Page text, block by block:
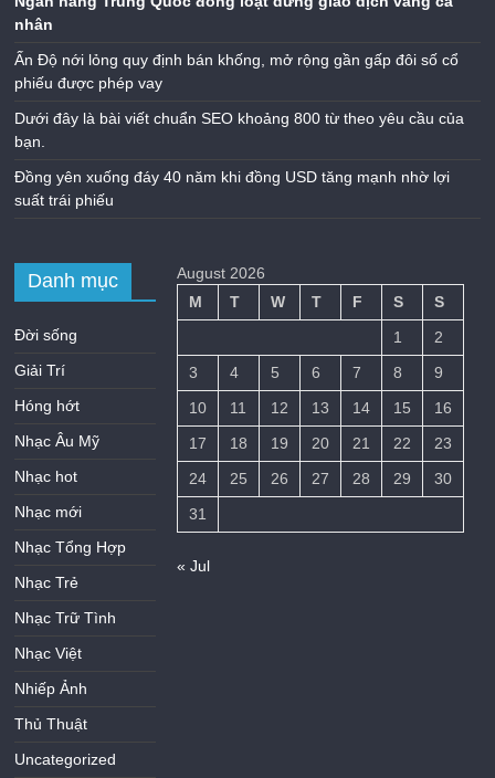
nhân
Ấn Độ nới lỏng quy định bán khống, mở rộng gần gấp đôi số cổ
phiếu được phép vay
Dưới đây là bài viết chuẩn SEO khoảng 800 từ theo yêu cầu của
bạn.
Đồng yên xuống đáy 40 năm khi đồng USD tăng mạnh nhờ lợi
suất trái phiếu
Danh mục
Đời sống
Giải Trí
Hóng hớt
Nhạc Âu Mỹ
Nhạc hot
Nhạc mới
Nhạc Tổng Hợp
Nhạc Trẻ
Nhạc Trữ Tình
Nhạc Việt
Nhiếp Ảnh
Thủ Thuật
Uncategorized
August 2026
M
T W T F S
S
1
2
3
4 5 6 7 8
9
10
11 12 13 14 15
16
17
18 19 20 21 22
23
24
25 26 27 28 29
30
31
« Jul